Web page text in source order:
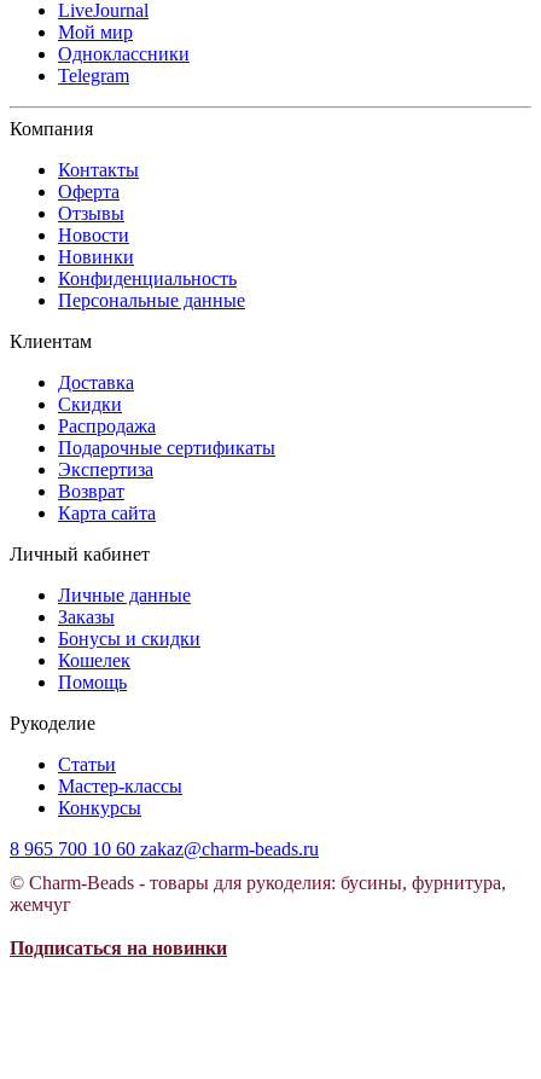
LiveJournal
Мой мир
Одноклассники
Telegram
Компания
Контакты
Оферта
Отзывы
Новости
Новинки
Конфиденциальность
Персональные данные
Клиентам
Доставка
Скидки
Распродажа
Подарочные сертификаты
Экспертиза
Возврат
Карта сайта
Личный кабинет
Личные данные
Заказы
Бонусы и скидки
Кошелек
Помощь
Рукоделие
Статьи
Мастер-классы
Конкурсы
8 965 700 10 60 zakaz@charm-beads.ru
© Charm-Beads - товары для рукоделия: бусины, фурнитура,
жемчуг
Подписаться на новинки